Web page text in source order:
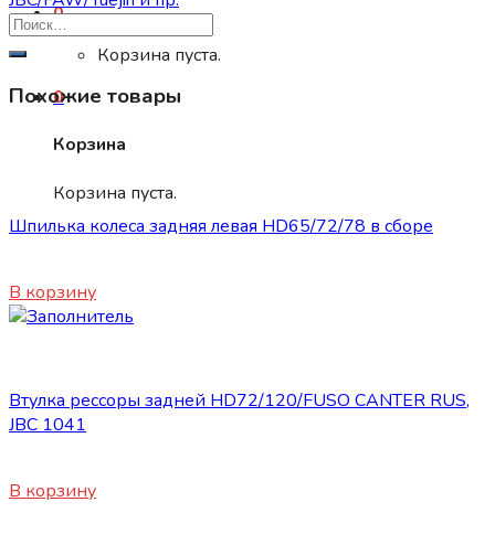
0
Корзина пуста.
0
Корзина
Корзина пуста.
Похожие товары
Запасные части JBC/FAW/Yuejin и пр.
Шпилька колеса задняя левая HD65/72/78 в сборе
В корзину
Втулка рессоры задней HD72/120/FUSO CANTER RUS,
JBC 1041
В корзину